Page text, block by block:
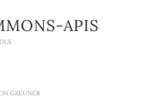
APIS
GZEUNER